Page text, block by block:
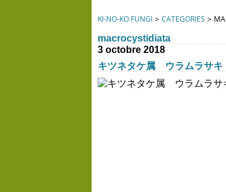
KI-NO-KO FUNGI > CATEGORIES >
macrocystidiata
3 octobre 2018
キツネタケ属 ウラムラサ